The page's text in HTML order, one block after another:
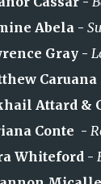
Abela -
Gray -
Caruana
Attard &
Conte -
Whiteford -